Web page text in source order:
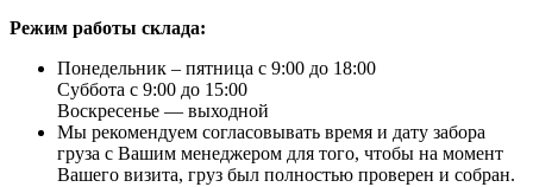
Режим работы склада:
Понедельник – пятница с 9:00 до 18:00
Суббота с 9:00 до 15:00
Воскресенье — выходной
Мы рекомендуем согласовывать время и дату забора
груза с Вашим менеджером для того, чтобы на момент
Вашего визита, груз был полностью проверен и собран.